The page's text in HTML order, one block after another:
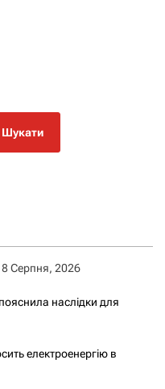
8 Серпня, 2026
наслідки для
електроенергію в